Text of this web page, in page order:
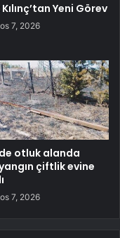
Yeni Görev
7, 2026
otluk alanda
çiftlik evine
7, 2026